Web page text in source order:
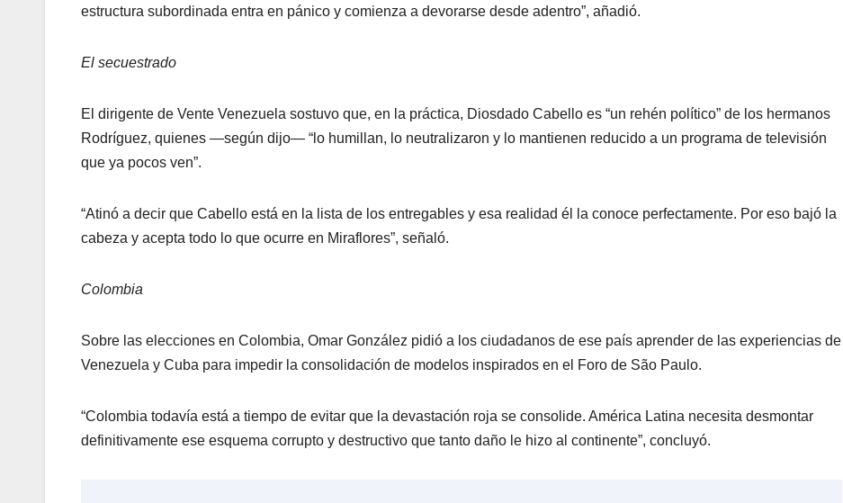
estructura subordinada entra en pánico y comienza a devorarse desde adentro”, añadió.
El secuestrado
El dirigente de Vente Venezuela sostuvo que, en la práctica, Diosdado Cabello es “un rehén político” de los hermanos
Rodríguez, quienes —según dijo— “lo humillan, lo neutralizaron y lo mantienen reducido a un programa de televisión
que ya pocos ven”.
“Atinó a decir que Cabello está en la lista de los entregables y esa realidad él la conoce perfectamente. Por eso bajó la
cabeza y acepta todo lo que ocurre en Miraflores”, señaló.
Colombia
Sobre las elecciones en Colombia, Omar González pidió a los ciudadanos de ese país aprender de las experiencias de
Venezuela y Cuba para impedir la consolidación de modelos inspirados en el Foro de São Paulo.
“Colombia todavía está a tiempo de evitar que la devastación roja se consolide. América Latina necesita desmontar
definitivamente ese esquema corrupto y destructivo que tanto daño le hizo al continente”, concluyó.